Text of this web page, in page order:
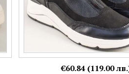
€60.84 (119.00